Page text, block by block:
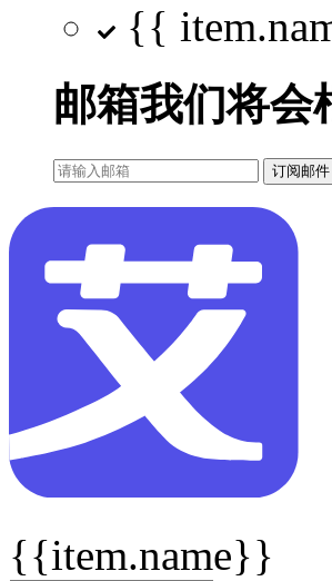
{{
邮箱我们将会
订阅邮件
{{item.name}}